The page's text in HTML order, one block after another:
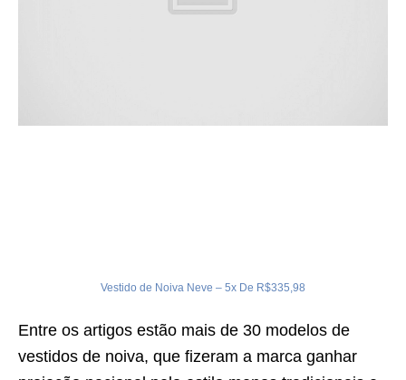
Vestido de Noiva Neve – 5x De R$335,98
Entre os artigos estão mais de 30 modelos de
vestidos de noiva, que fizeram a marca ganhar